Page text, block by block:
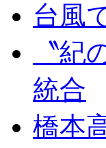
台風
〝
統合
橋本